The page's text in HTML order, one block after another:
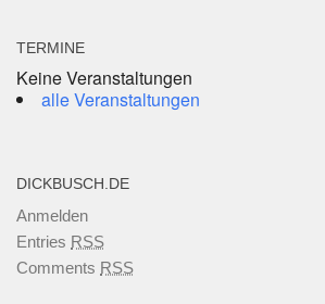
TERMINE
Keine Veranstaltungen
alle Veranstaltungen
DICKBUSCH.DE
Anmelden
Entries RSS
Comments RSS